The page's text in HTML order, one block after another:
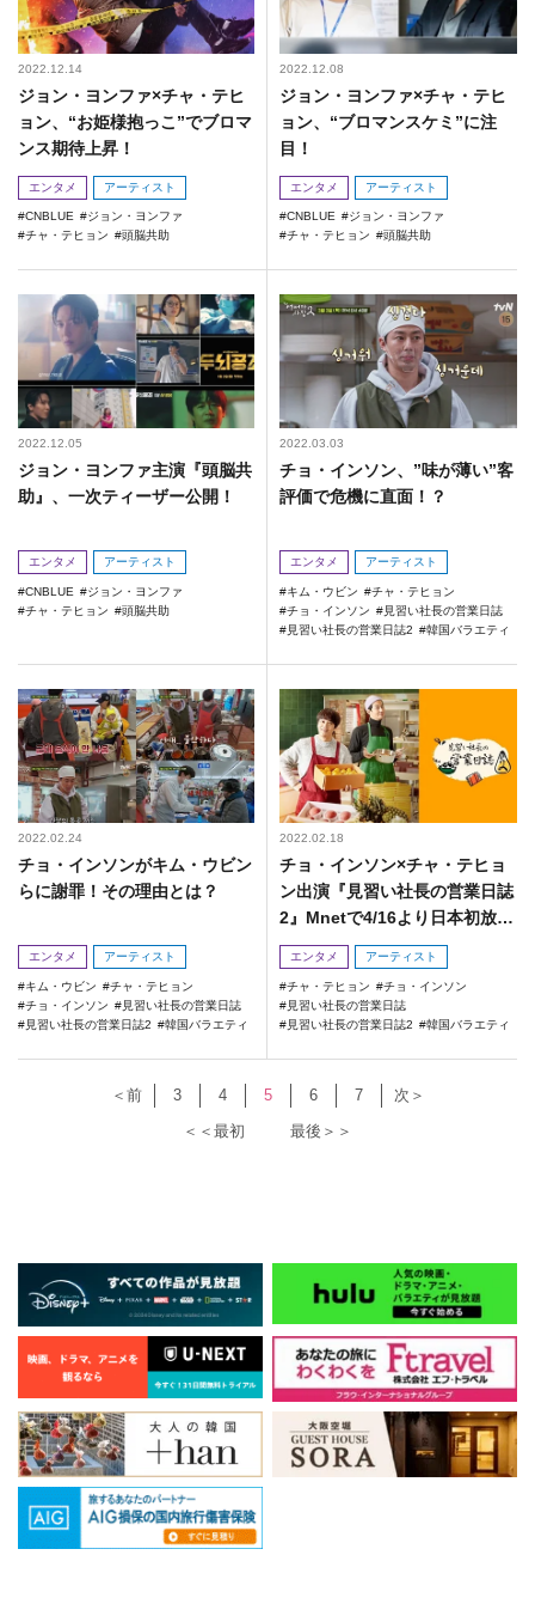
2022.12.14
ジョン・ヨンファ×チャ・テヒ
ョン、“お姫様抱っこ”でブロマ
ンス期待上昇！
エンタメ アーティスト
CNBLUE
ジョン・ヨンファ
チャ・テヒョン
頭脳共助
2022.12.08
ジョン・ヨンファ×チャ・テヒ
ョン、“ブロマンスケミ”に注
目！
エンタメ アーティスト
CNBLUE
ジョン・ヨンファ
チャ・テヒョン
頭脳共助
2022.12.05
ジョン・ヨンファ主演『頭脳共
助』、一次ティーザー公開！
エンタメ アーティスト
CNBLUE
ジョン・ヨンファ
チャ・テヒョン
頭脳共助
2022.03.03
チョ・インソン、”味が薄い”客
評価で危機に直面！？
エンタメ アーティスト
キム・ウビン
チャ・テヒョン
チョ・インソン
見習い社長の営業日誌
見習い社長の営業日誌2
韓国バラエティ
2022.02.24
チョ・インソンがキム・ウビン
らに謝罪！その理由とは？
エンタメ アーティスト
キム・ウビン
チャ・テヒョン
チョ・インソン
見習い社長の営業日誌
見習い社長の営業日誌2
韓国バラエティ
2022.02.18
チョ・インソン×チャ・テヒョ
ン出演『見習い社長の営業日誌
2』Mnetで4/16より日本初放
送！
エンタメ アーティスト
チャ・テヒョン
チョ・インソン
見習い社長の営業日誌
見習い社長の営業日誌2
韓国バラエティ
＜＜最初
＜前 3 4 5 6 7
次＞
最後＞＞